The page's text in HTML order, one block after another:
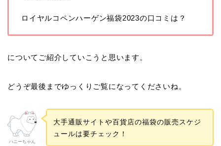
ロイヤルコペンハーゲン福袋2023の口コミは？
についてご紹介していこうと思います。
どうぞ最後までゆっくりご覧になってくださいね。
ハニーちゃん
大手通販サイトや百貨店の福袋の販売スケジ
ュールは要チェック！